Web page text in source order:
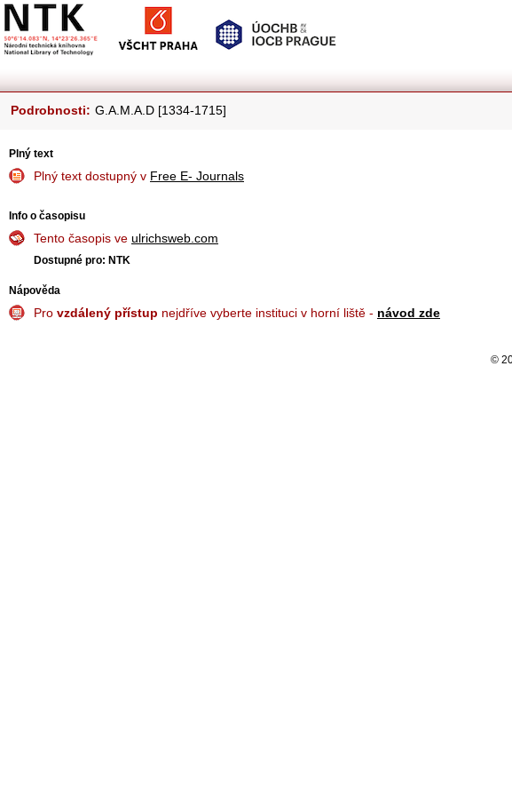
Podrobnosti: G.A.M.A.D [1334-1715]
Plný text
Plný text dostupný v Free E- Journals
Info o časopisu
Tento časopis ve ulrichsweb.com
Dostupné pro: NTK
Nápověda
Pro vzdálený přístup nejdříve vyberte instituci v horní liště - návod zde
©